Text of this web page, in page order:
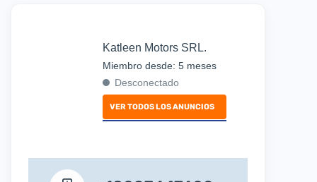
Katleen Motors SRL.
Miembro desde: 5 meses
Desconectado
VER TODOS LOS ANUNCIOS